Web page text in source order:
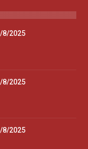
8/2025
8/2025
8/2025